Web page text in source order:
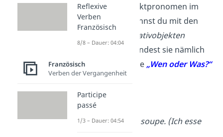
Die direkten Objektpronomen im
Französischen kannst du mit den
deutschen Akkusativobjekten
vergleichen. Du findest sie nämlich
auch mit der Frage „Wen oder Was?“
heraus.
Beispiele:
Je mange une soupe. (Ich esse
Reflexive
Verben
Französisch
8/8 – Dauer: 04:04
Französisch
Verben der Vergangenheit
Participe
passé
1/3 – Dauer: 04:54